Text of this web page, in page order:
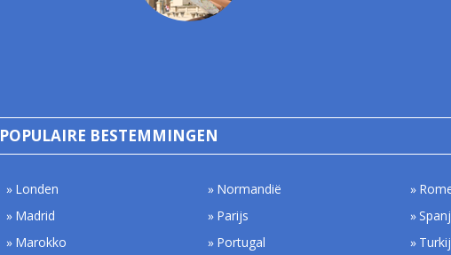
POPULAIRE BESTEMMINGEN
Londen
Madrid
Marokko
Normandië
Parijs
Portugal